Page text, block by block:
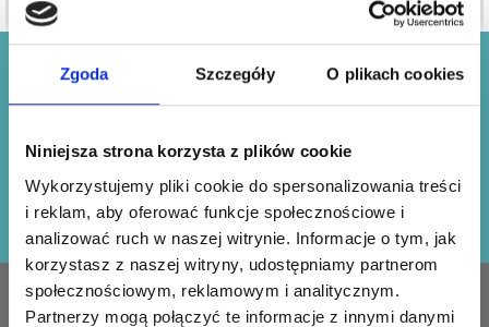
Zgoda Szczegóły O plikach cookies
Niniejsza strona korzysta z plików cookie
Wykorzystujemy pliki cookie do spersonalizowania treści
i reklam, aby oferować funkcje społecznościowe i
analizować ruch w naszej witrynie. Informacje o tym, jak
korzystasz z naszej witryny, udostępniamy partnerom
społecznościowym, reklamowym i analitycznym.
Partnerzy mogą połączyć te informacje z innymi danymi
Oszczędzaj nawet do 50%!
inspiracji, ofert i zniżek!
Zapisz się
INFORMACJE KONTO